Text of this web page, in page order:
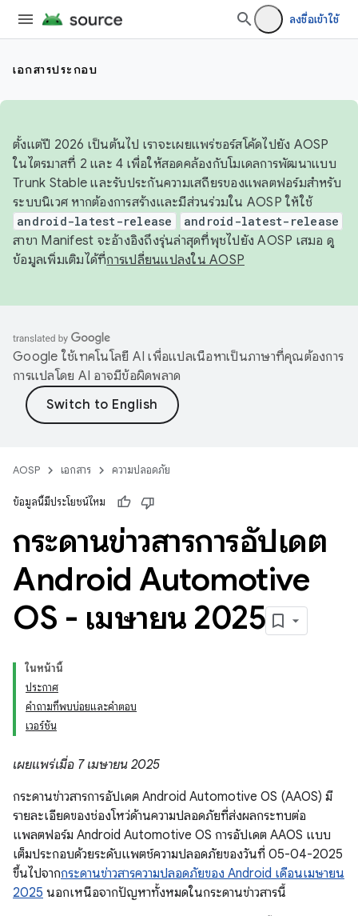
ลงชื่อเข้าใช้
เอกสารประกอบ
ตั้งแต่ปี 2026 เป็นต้นไป เราจะเผยแพร่ซอร์สโค้ดไปยัง AOSP
ในไตรมาสที่ 2 และ 4 เพื่อให้สอดคล้องกับโมเดลการพัฒนาแบบ
Trunk Stable และรับประกันความเสถียรของแพลตฟอร์มสำหรับ
ระบบนิเวศ หากต้องการสร้างและมีส่วนร่วมใน AOSP ให้ใช้
android-latest-release android-latest-release
สาขา Manifest จะอ้างอิงถึงรุ่นล่าสุดที่พุชไปยัง AOSP เสมอ ดู
ข้อมูลเพิ่มเติมได้ที่การเปลี่ยนแปลงใน AOSP
Google ใช้เทคโนโลยี AI เพื่อแปลเนื้อหาเป็นภาษาที่คุณต้องการ
การแปลโดย AI อาจมีข้อผิดพลาด
AOSP เอกสาร ความปลอดภัย
ข้อมูลนี้มีประโยชน์ไหม
กระดานข่าวสารการอัปเดต
Android Automotive
OS - เมษายน 2025
ในหน้านี้
ประกาศ
คำถามที่พบบ่อยและคำตอบ
เวอร์ชัน
เผยแพร่เมื่อ 7 เมษายน 2025
กระดานข่าวสารการอัปเดต Android Automotive OS (AAOS) มี
รายละเอียดของช่องโหว่ด้านความปลอดภัยที่ส่งผลกระทบต่อ
แพลตฟอร์ม Android Automotive OS การอัปเดต AAOS แบบ
เต็มประกอบด้วยระดับแพตช์ความปลอดภัยของวันที่ 05-04-2025
ขึ้นไปจากกระดานข่าวสารความปลอดภัยของ Android เดือนเมษายน
2025 นอกเหนือจากปัญหาทั้งหมดในกระดานข่าวสารนี้